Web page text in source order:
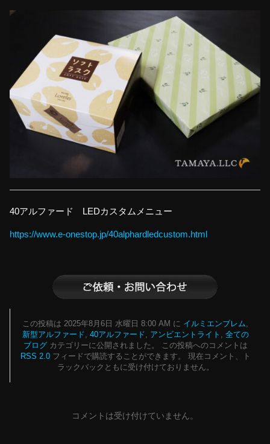
40アルファード LEDカスタムメニュー
https://www.e-onestop.jp/40alphardledcustom.html
この投稿は 2025年8月6日 水曜日 8:00 AM に イルミエンブレム
新型アルファード
40アルファード アンビエントライト
全ての
ブログカテゴリーに公開されました。 この投稿へのコメントは
RSS 2.0フィードで購読することができます。 現在コメント、ト
ラックバックともに受け付けておりません。
コメントは受け付けていません。